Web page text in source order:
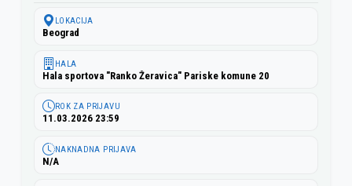
LOKACIJA
Beograd
HALA
Hala sportova "Ranko Žeravica" Pariske komune 20
ROK ZA PRIJAVU
11.03.2026 23:59
NAKNADNA PRIJAVA
N/A